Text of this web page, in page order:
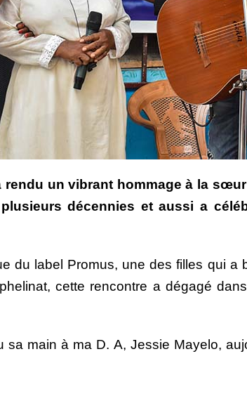
rendu un vibrant hommage à la
décennies et aussi a
du label Promus, une des filles qui a
cette rencontre a dégagé
sa main à ma D. A, Jessie Mayelo,